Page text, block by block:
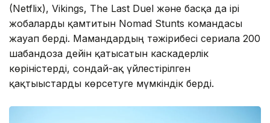
(Netflix), Vikings, The Last Duel және басқа да ірі
жобаларды қамтитын Nomad Stunts командасы
жауап берді. Мамандардың тәжірибесі сериалға 200
шабандозға дейін қатысатын каскадерлік
көріністерді, сондай-ақ үйлестірілген
қақтығыстарды көрсетуге мүмкіндік берді.